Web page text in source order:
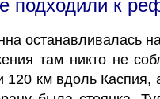
подходили к
останавливалась
там никто не
км вдоль Каспия,